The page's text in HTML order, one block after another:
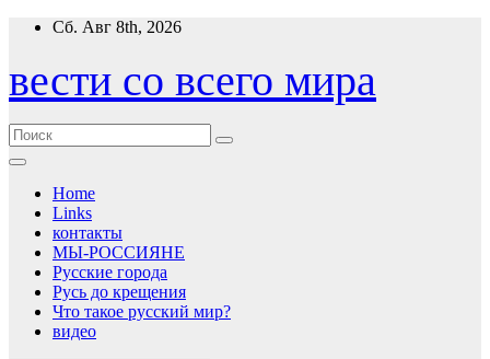
ПерейтиСб. Авг 8th, 2026
вести со всего мира
Home
Links
контакты
МЫ-РОССИЯНЕ
Русские города
Русь до крещения
Что такое русский мир?
видео